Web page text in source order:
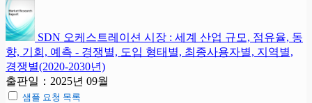
SDN 오케스트레이션 시장 : 세계 산업 규모, 점유율, 동
향, 기회, 예측 - 경쟁별, 도입 형태별, 최종사용자별, 지역별,
경쟁별(2020-2030년)
출판일：2025년 09월
샘플 요청 목록